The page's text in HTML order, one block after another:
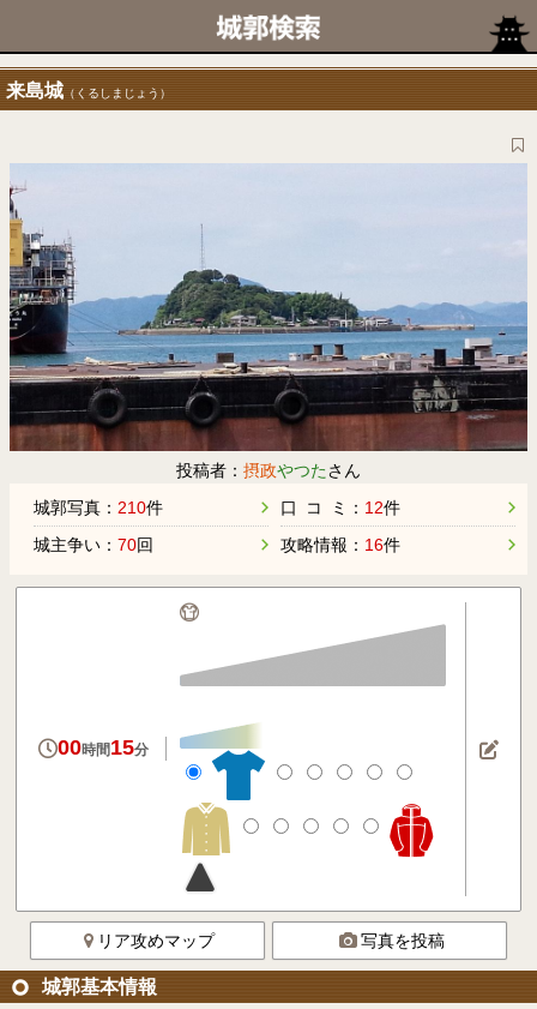
来島城 （くるしまじょう）
投稿者： 摂政やつたさん
城郭写真： 210件
城主争い： 70回
口 コ ミ： 12件
攻略情報： 16件
00時間15分
リア攻めマップ 写真を投稿
城郭基本情報